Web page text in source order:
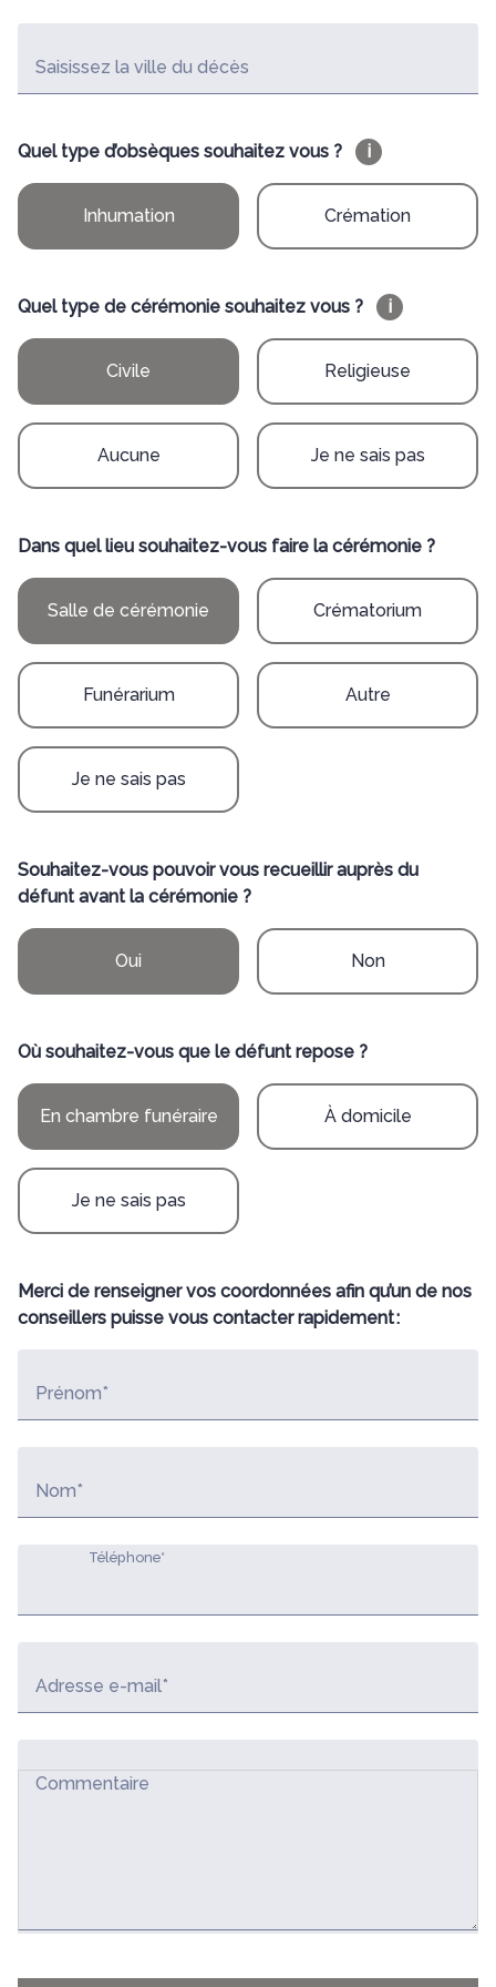
Saisissez la ville du décès
Quel type d’obsèques souhaitez vous ? i
Inhumation Crémation
Quel type de cérémonie souhaitez vous ? i
Civile Religieuse
Aucune Je ne sais pas
Dans quel lieu souhaitez-vous faire la cérémonie ?
Salle de cérémonie Crématorium
Funérarium Autre
Je ne sais pas
Souhaitez-vous pouvoir vous recueillir auprès du
défunt avant la cérémonie ?
Oui Non
Où souhaitez-vous que le défunt repose ?
En chambre funéraire À domicile
Je ne sais pas
Merci de renseigner vos coordonnées afin qu’un de nos
conseillers puisse vous contacter rapidement :
Prénom*
Nom*
Téléphone*
Adresse e-mail*
Commentaire